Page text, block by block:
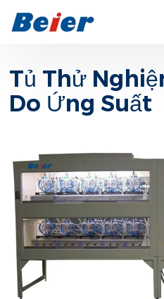
Tủ Thử
Do Ứng Suất